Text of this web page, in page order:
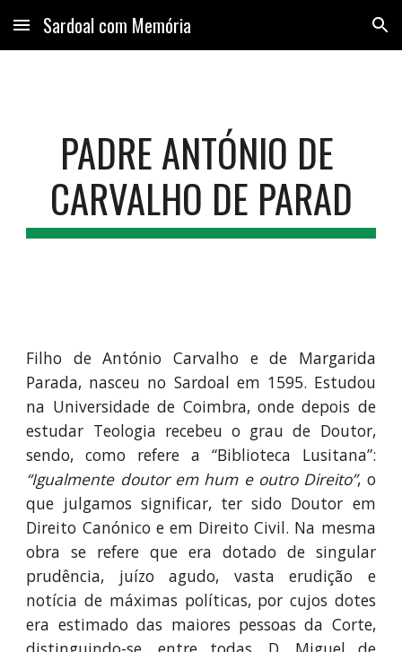
Skip to main content Skip to navigation
Sardoal com Memória
PADRE ANTÓNIO DE
CARVALHO DE PARAD
Filho de António Carvalho e de Margarida
Parada, nasceu no Sardoal em 1595. Estudou
na Universidade de Coimbra, onde depois de
estudar Teologia recebeu o grau de Doutor,
sendo, como refere a “Biblioteca Lusitana”:
“Igualmente doutor em hum e outro Direito”, o
que julgamos significar, ter sido Doutor em
Direito Canónico e em Direito Civil. Na mesma
obra se refere que era dotado de singular
prudência, juízo agudo, vasta erudição e
notícia de máximas políticas, por cujos dotes
era estimado das maiores pessoas da Corte,